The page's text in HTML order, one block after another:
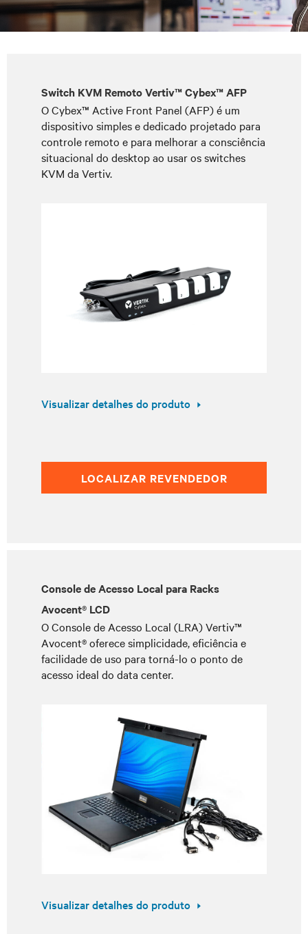
Switch KVM Remoto Vertiv™ Cybex™ AFP
O Cybex™ Active Front Panel (AFP) é um
dispositivo simples e dedicado projetado para
controle remoto e para melhorar a consciência
situacional do desktop ao usar os switches
KVM da Vertiv.
Visualizar detalhes do produto
LOCALIZAR REVENDEDOR
Console de Acesso Local para Racks
Avocent® LCD
O Console de Acesso Local (LRA) Vertiv™
Avocent® oferece simplicidade, eficiência e
facilidade de uso para torná-lo o ponto de
acesso ideal do data center.
Visualizar detalhes do produto